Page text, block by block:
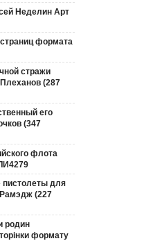
Неделин Арт
формата
стражи
(287
его
(347
флота
для
(227
родин
формату